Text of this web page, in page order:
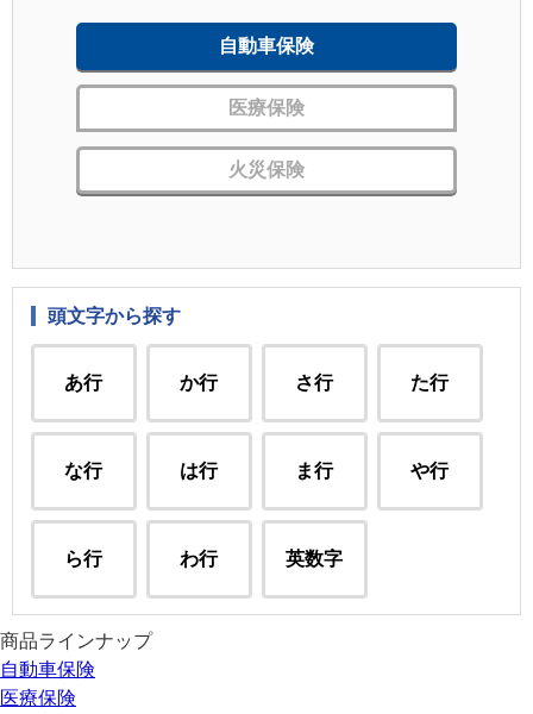
自動車保険
医療保険
火災保険
頭文字から探す
あ行 か行 さ行 た行
な行 は行 ま行 や行
ら行 わ行 英数字
商品ラインナップ
自動車保険
医療保険